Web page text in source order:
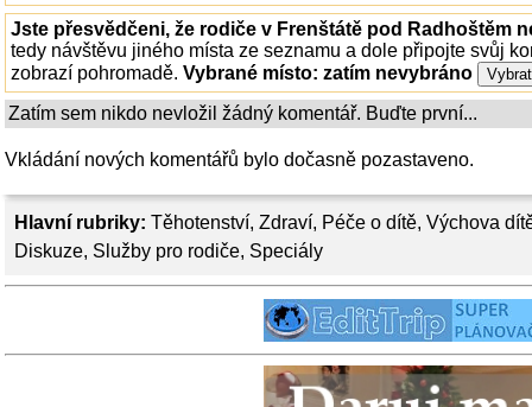
Hlavní rubriky: Těhotenství, Zdraví, Péče o dítě, Výchova
Diskuze, Služby pro rodiče, Speciály
Jste přesvědčeni, že rodiče v Frenštátě pod Radhoštěm
tedy návštěvu jiného místa ze seznamu a dole připojte svůj
zobrazí pohromadě. Vybrané místo: zatím nevybráno
Zatím sem nikdo nevložil žádný komentář. Buďte první...
Vkládání nových komentářů bylo dočasně pozastaveno.